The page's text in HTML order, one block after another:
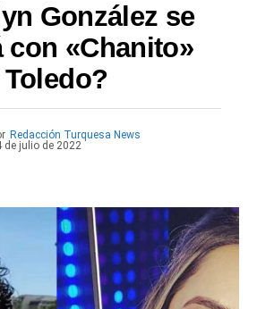
González se
con «Chanito»
Toledo?
Redacción Turquesa News
de julio de 2022